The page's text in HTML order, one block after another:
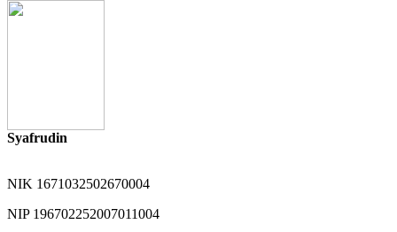
Syafrudin
NIK 1671032502670004
NIP 196702252007011004